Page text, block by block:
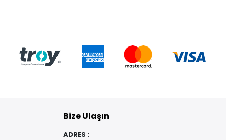
Bize Ulaşın
ADRES :